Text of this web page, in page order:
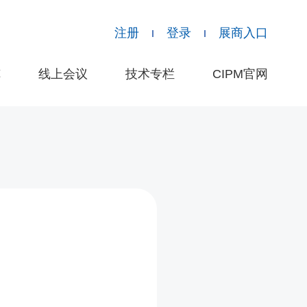
注册 登录 展商入口
线上会议 技术专栏 CIPM官网